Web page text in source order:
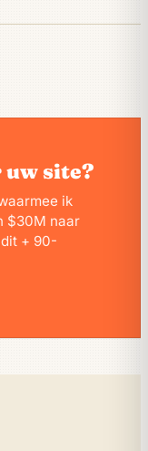
uw site?
ik
$30M naar
+ 90-